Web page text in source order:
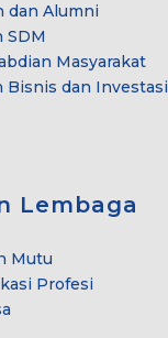
dan Alumni
SDM
Masyarakat
Bisnis dan Investasi
Lembaga
Mutu
Profesi